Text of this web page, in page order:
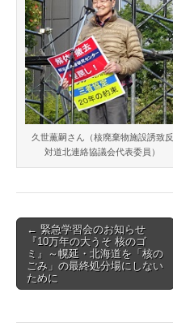
久世薫嗣さん（核廃棄物施設誘致反
対道北連絡協議会代表委員）
Post
navigation
← 緊急学習会のお知らせ
『10万年の大うそ 核のゴ
ミ』～幌延・北海道を「核の
ごみ」の最終処分場にしない
ために